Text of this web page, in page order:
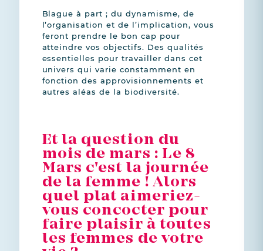
Blague à part ; du dynamisme, de
l’organisation et de l’implication, vous
feront prendre le bon cap pour
atteindre vos objectifs. Des qualités
essentielles pour travailler dans cet
univers qui varie constamment en
fonction des approvisionnements et
autres aléas de la biodiversité.
Et la question du
mois de mars : Le 8
Mars c'est la journée
de la femme ! Alors
quel plat aimeriez-
vous concocter pour
faire plaisir à toutes
les femmes de votre